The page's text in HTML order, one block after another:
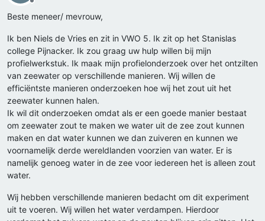
Offline
Beste meneer/ mevrouw,
Ik ben Niels de Vries en zit in VWO 5. Ik zit op het Stanislas
college Pijnacker. Ik zou graag uw hulp willen bij mijn
profielwerkstuk. Ik maak mijn profielonderzoek over het ontzilten
van zeewater op verschillende manieren. Wij willen de
efficiëntste manieren onderzoeken hoe wij het zout uit het
zeewater kunnen halen.
Ik wil dit onderzoeken omdat als er een goede manier bestaat
om zeewater zout te maken we water uit de zee zout kunnen
maken en dat water kunnen we dan zuiveren en kunnen we
voornamelijk derde wereldlanden voorzien van water. Er is
namelijk genoeg water in de zee voor iedereen het is alleen zout
water.
Wij hebben verschillende manieren bedacht om dit experiment
uit te voeren. Wij willen het water verdampen. Hierdoor